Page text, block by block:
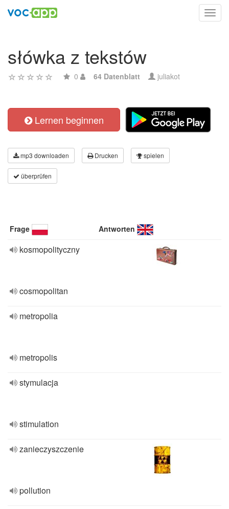
słówka z tekstów
0 64 Datenblatt juliakot
Lernen beginnen
mp3 downloaden Drucken spielen
überprüfen
Frage Antworten
kosmopolityczny
cosmopolitan
metropolia
metropolis
stymulacja
stimulation
zanieczyszczenie
pollution